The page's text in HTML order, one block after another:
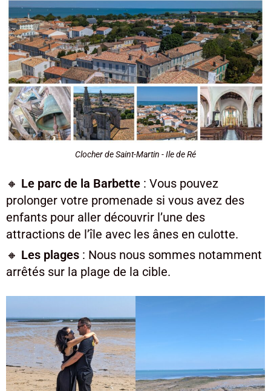
Clocher de Saint-Martin - Ile de Ré
🔸 Le parc de la Barbette : Vous pouvez
prolonger votre promenade si vous avez des
enfants pour aller découvrir l’une des
attractions de l’île avec les ânes en culotte.
🔸 Les plages : Nous nous sommes notamment
arrêtés sur la plage de la cible.